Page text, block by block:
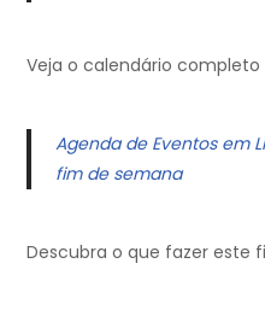
Veja o calendário completo
Agenda de Eventos em
fim de semana
Descubra o que fazer este